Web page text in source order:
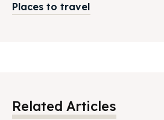
Places to travel
Related Articles